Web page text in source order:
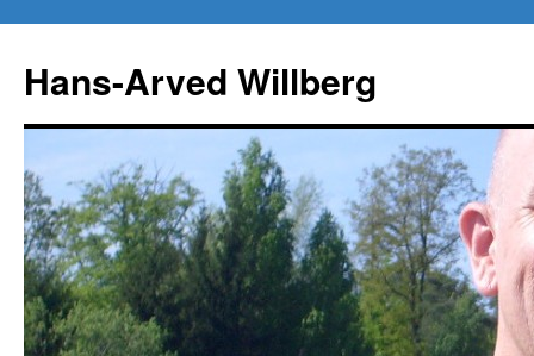
springen
Hans-Arved Willberg